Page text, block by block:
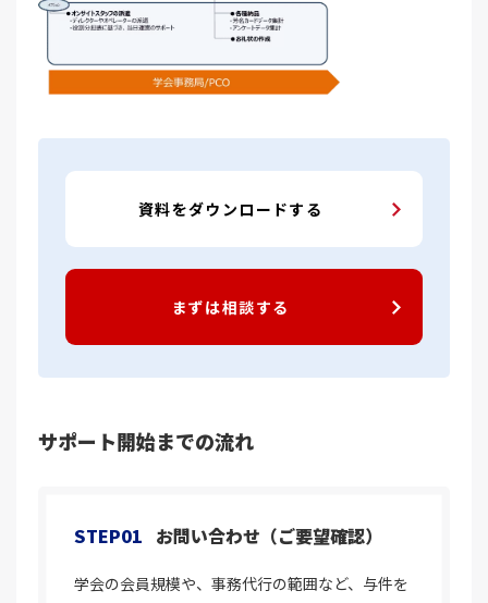
資料をダウンロードする
まずは相談する
サポート開始までの流れ
STEP01 お問い合わせ（ご要望確認）
学会の会員規模や、事務代行の範囲など、与件を